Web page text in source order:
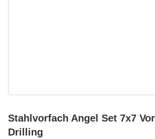
Stahlvorfach Angel Set 7x7
Drilling